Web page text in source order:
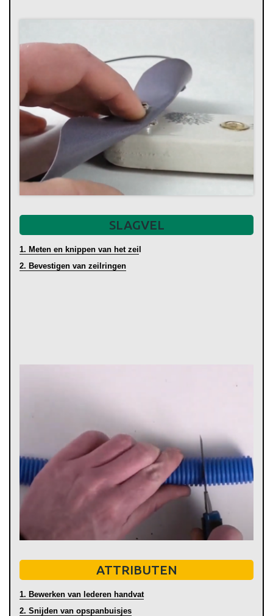
SLAGVEL
1. Meten en knippen van het zeil
2. Bevestigen van zeilringen
ATTRIBUTEN
1. Bewerken van lederen handvat
2. Snijden van opspanbuisjes